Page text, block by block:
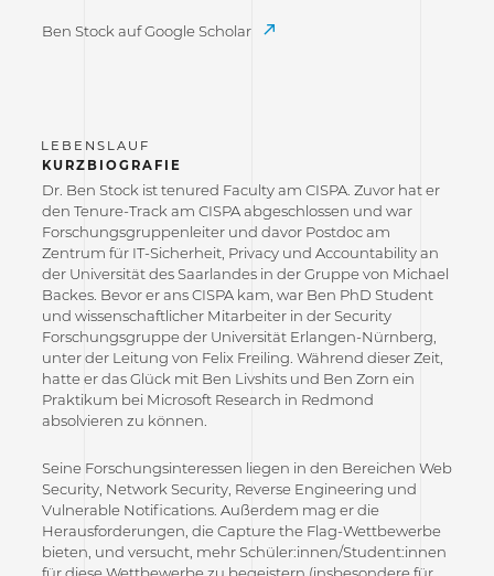
Ben Stock auf Google Scholar
KURZBIOGRAFIE
Dr. Ben Stock ist tenured Faculty am CISPA. Zuvor hat er
den Tenure-Track am CISPA abgeschlossen und war
Forschungsgruppenleiter und davor Postdoc am
Zentrum für IT-Sicherheit, Privacy und Accountability an
der Universität des Saarlandes in der Gruppe von Michael
Backes. Bevor er ans CISPA kam, war Ben PhD Student
und wissenschaftlicher Mitarbeiter in der Security
Forschungsgruppe der Universität Erlangen-Nürnberg,
unter der Leitung von Felix Freiling. Während dieser Zeit,
hatte er das Glück mit Ben Livshits und Ben Zorn ein
Praktikum bei Microsoft Research in Redmond
absolvieren zu können.
Seine Forschungsinteressen liegen in den Bereichen Web
Security, Network Security, Reverse Engineering und
Vulnerable Notifications. Außerdem mag er die
Herausforderungen, die Capture the Flag-Wettbewerbe
bieten, und versucht, mehr Schüler:innen/Student:innen